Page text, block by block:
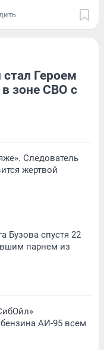
Героем
зоне СВО с
Следователь
жертвой
Бузова спустя 22
парнем из
АИ-95 всем